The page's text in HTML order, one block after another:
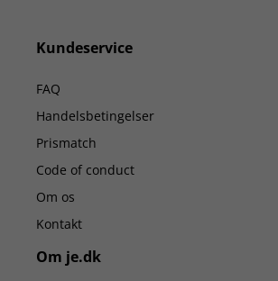
Kundeservice
FAQ
Handelsbetingelser
Prismatch
Code of conduct
Om os
Kontakt
Om je.dk